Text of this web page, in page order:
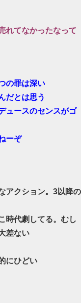
れてなかったなって
の罪は深い
だとは思う
ュースのセンスがゴ
ーぞ
アクション。3以降の
時代劇してる。むし
差ない
にひどい